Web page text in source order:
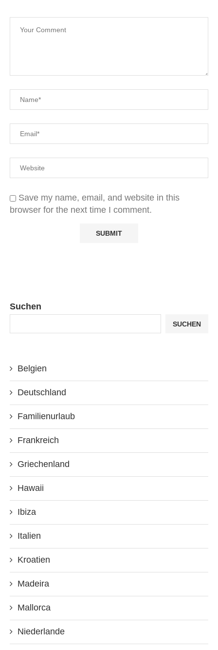
Save my name, email, and website in this
browser for the next time I comment.
Suchen
SUCHEN
Belgien
Deutschland
Familienurlaub
Frankreich
Griechenland
Hawaii
Ibiza
Italien
Kroatien
Madeira
Mallorca
Niederlande